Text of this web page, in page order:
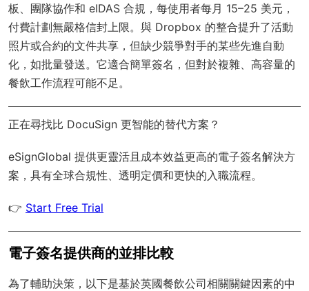
板、團隊協作和 eIDAS 合規，每使用者每月 15–25 美元，
付費計劃無嚴格信封上限。與 Dropbox 的整合提升了活動
照片或合約的文件共享，但缺少競爭對手的某些先進自動
化，如批量發送。它適合簡單簽名，但對於複雜、高容量的
餐飲工作流程可能不足。
正在尋找比 DocuSign 更智能的替代方案？
eSignGlobal 提供更靈活且成本效益更高的電子簽名解決方
案，具有全球合規性 、透明定價和更快的入職流程。
👉 Start Free Trial
電子簽名提供商的並排比較
為了輔助決策，以下是基於英國餐飲公司相關關鍵因素的中